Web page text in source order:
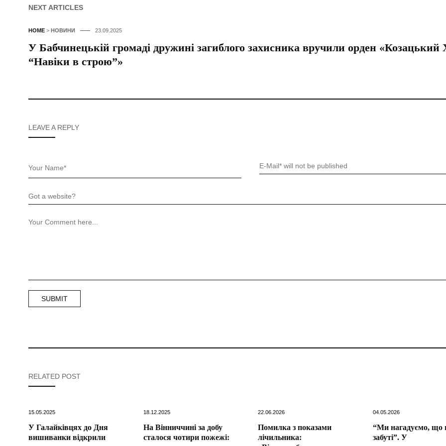
NEXT ARTICLES
HOME > НОВИНИ 23.09.2025
У Бабчинецькій громаді дружині загиблого захисника вручили орден «Козацький
“Навіки в строю”»
LEAVE A REPLY
RELATED POST
15.05.2025
У Галайківцях до Дня
вишиванки відкрили
18.12.2025
На Вінниччині за добу
сталося чотири пожежі:
22.06.2026
Помилка з показами
лічильника:
04.05.2026
“Ми нагадуємо, що
забуті”. У